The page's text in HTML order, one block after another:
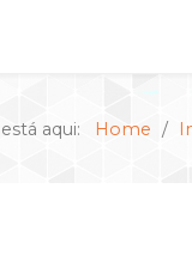
aqui: Home